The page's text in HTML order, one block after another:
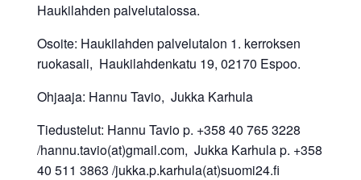
Haukilahden palvelutalossa.
Osoite: Haukilahden palvelutalon 1. kerroksen
ruokasali, Haukilahdenkatu 19, 02170 Espoo.
Ohjaaja: Hannu Tavio, Jukka Karhula
Tiedustelut: Hannu Tavio p. +358 40 765 3228
/hannu.tavio(at)gmail.com, Jukka Karhula p. +358
40 511 3863 /jukka.p.karhula(at)suomi24.fi